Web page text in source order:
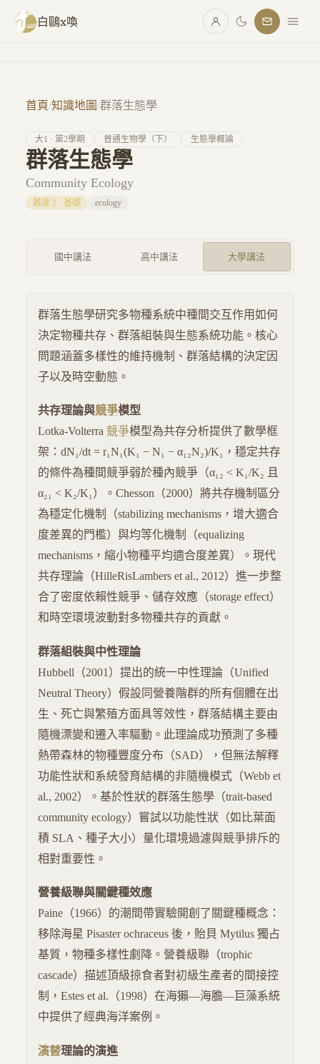
跳至主要內容
白鷗x喚
首頁/知識地圖/群落生態學
大1 · 第2學期 普通生物學（下） 生態學概論
群落生態學
Community Ecology
難度 2 · 基礎 ecology
國中講法 高中講法 大學講法
群落生態學研究多物種系統中種間交互作用如何
決定物種共存、群落組裝與生態系統功能。核心
問題涵蓋多樣性的維持機制、群落結構的決定因
子以及時空動態。
共存理論與競爭模型
Lotka-Volterra 競爭模型為共存分析提供了數學框
架：dN₁/dt = r₁N₁(K₁ − N₁ − α₁₂N₂)/K₁，穩定共存
的條件為種間競爭弱於種內競爭（α₁₂ < K₁/K₂ 且
α₂₁ < K₂/K₁）。Chesson（2000）將共存機制區分
為穩定化機制（stabilizing mechanisms，增大適合
度差異的門檻）與均等化機制（equalizing
mechanisms，縮小物種平均適合度差異）。現代
共存理論（HilleRisLambers et al., 2012）進一步整
合了密度依賴性競爭、儲存效應（storage effect）
和時空環境波動對多物種共存的貢獻。
群落組裝與中性理論
Hubbell（2001）提出的統一中性理論（Unified
Neutral Theory）假設同營養階群的所有個體在出
生、死亡與繁殖方面具等效性，群落結構主要由
隨機漂變和遷入率驅動。此理論成功預測了多種
熱帶森林的物種豐度分布（SAD），但無法解釋
功能性狀和系統發育結構的非隨機模式（Webb et
al., 2002）。基於性狀的群落生態學（trait-based
community ecology）嘗試以功能性狀（如比葉面
積 SLA、種子大小）量化環境過濾與競爭排斥的
相對重要性。
營養級聯與關鍵種效應
Paine（1966）的潮間帶實驗開創了關鍵種概念：
移除海星 Pisaster ochraceus 後，貽貝 Mytilus 獨占
基質，物種多樣性劇降。營養級聯（trophic
cascade）描述頂級掠食者對初級生產者的間接控
制，Estes et al.（1998）在海獺—海膽—巨藻系統
中提供了經典海洋案例。
演替理論的演進